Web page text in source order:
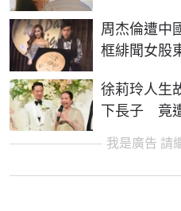
周杰倫遭中
框緋聞女股
徐莉玲人生
下長子 竟
我是廣告 請